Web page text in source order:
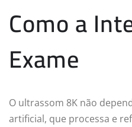
Como a
Exame
O ultrassom 8K não
artificial, que processa e